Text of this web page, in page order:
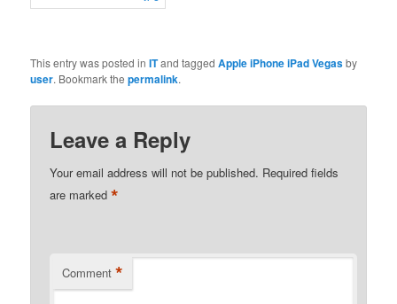
This entry was posted inITand taggedApple iPhone iPad Vegasby
user. Bookmark thepermalink.
Leave a Reply
Your email address will not be published. Required fields
are marked*
Comment *